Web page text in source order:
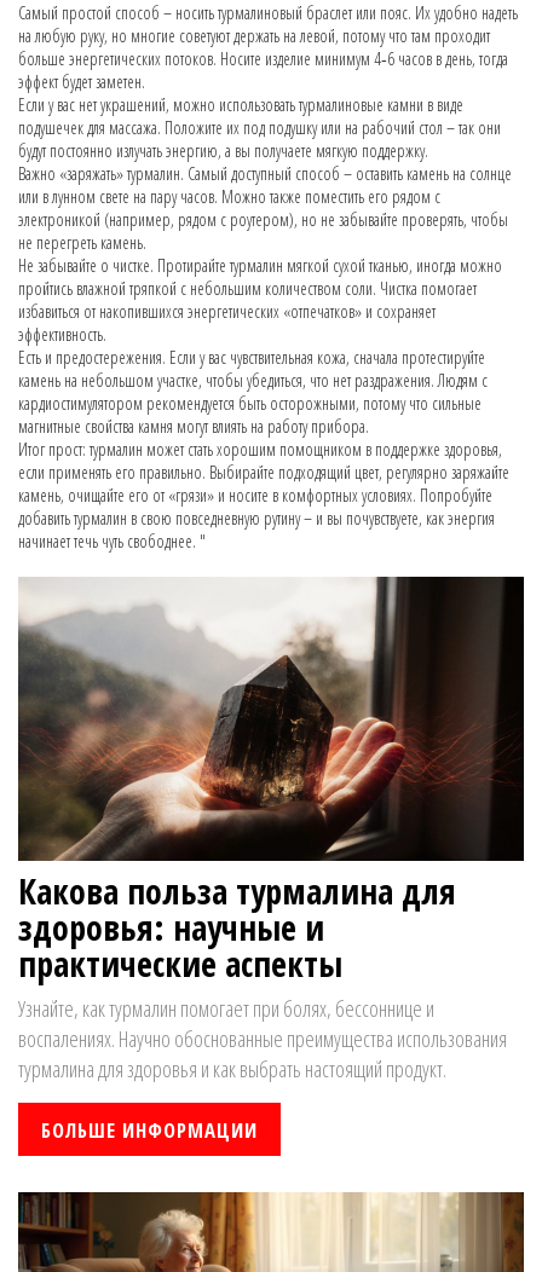
Самый простой способ – носить турмалиновый браслет или пояс. Их удобно надеть
на любую руку, но многие советуют держать на левой, потому что там проходит
больше энергетических потоков. Носите изделие минимум 4‑6 часов в день, тогда
эффект будет заметен.
Если у вас нет украшений, можно использовать турмалиновые камни в виде
подушечек для массажа. Положите их под подушку или на рабочий стол – так они
будут постоянно излучать энергию, а вы получаете мягкую поддержку.
Важно «заряжать» турмалин. Самый доступный способ – оставить камень на солнце
или в лунном свете на пару часов. Можно также поместить его рядом с
электроникой (например, рядом с роутером), но не забывайте проверять, чтобы
не перегреть камень.
Не забывайте о чистке. Протирайте турмалин мягкой сухой тканью, иногда можно
пройтись влажной тряпкой с небольшим количеством соли. Чистка помогает
избавиться от накопившихся энергетических «отпечатков» и сохраняет
эффективность.
Есть и предостережения. Если у вас чувствительная кожа, сначала протестируйте
камень на небольшом участке, чтобы убедиться, что нет раздражения. Людям с
кардиостимулятором рекомендуется быть осторожными, потому что сильные
магнитные свойства камня могут влиять на работу прибора.
Итог прост: турмалин может стать хорошим помощником в поддержке здоровья,
если применять его правильно. Выбирайте подходящий цвет, регулярно заряжайте
камень, очищайте его от «грязи» и носите в комфортных условиях. Попробуйте
добавить турмалин в свою повседневную рутину – и вы почувствуете, как энергия
начинает течь чуть свободнее. "
Какова польза турмалина для
здоровья: научные и
практические аспекты
Узнайте, как турмалин помогает при болях, бессоннице и
воспалениях. Научно обоснованные преимущества использования
турмалина для здоровья и как выбрать настоящий продукт.
БОЛЬШЕ ИНФОРМАЦИИ